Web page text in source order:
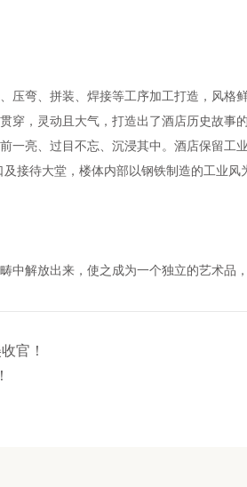
弯、拼装、焊接等工序加工打造，风格
穿，灵动且大气，打造出了酒店历史故事
亮、过目不忘、沉浸其中。酒店保留工
接待大堂，楼体内部以钢铁制造的工业风
解放出来，使之成为一个独立的艺术品
官！